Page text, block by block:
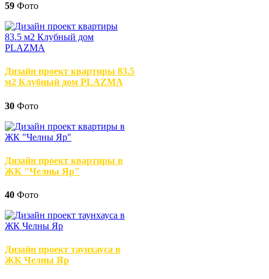
59 Фото
Дизайн проект квартиры 83.5
м2 Клубный дом PLAZMA
30 Фото
Дизайн проект квартиры в
ЖК "Челны Яр"
40 Фото
Дизайн проект таунхауса в
ЖК Челны Яр